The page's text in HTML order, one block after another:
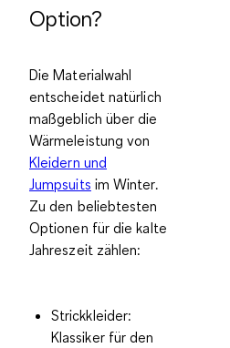
Option?
DieMaterialwahl
entscheidet natürlich
maßgeblich über die
Wärmeleistung von
Kleidern und
Jumpsuits im Winter.
Zu den beliebtesten
Optionen für die kalte
Jahreszeit zählen:
Strickkleider:
Klassiker für den